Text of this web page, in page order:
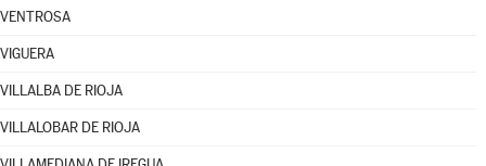
VENTROSA
VIGUERA
VILLALBA DE RIOJA
VILLALOBAR DE RIOJA